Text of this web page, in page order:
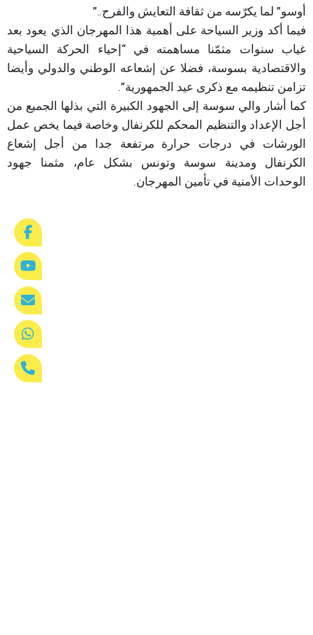
أوسو” لما يكرّسه من ثقافة التعايش والفرح..”
فيما أكد وزير السياحة على أهمية هذا المهرجان الذي يعود بعد
غياب سنوات مثمّنا مساهمته في “إحياء الحركة السياحية
والاقتصادية بسوسة، فضلا عن إشعاعه الوطني والدولي وأيضا
تزامن تنظيمه مع ذكرى عيد الجمهورية”.
كما أشار والي سوسة إلى الجهود الكبيرة التي بذلها الجميع من
أجل الإعداد والتنظيم المحكم للكرنفال وخاصة فيما يخص عمل
الورشات في درجات حرارة مرتفعة جدا من أجل إشعاع
الكرنفال ومدينة سوسة وتونس بشكل عام، مثمنا جهود
الوحدات الأمنية في تأمين المهرجان.